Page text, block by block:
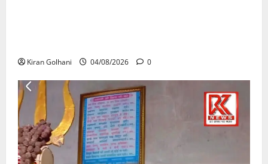
Kiran Golhani 04/08/2026 0